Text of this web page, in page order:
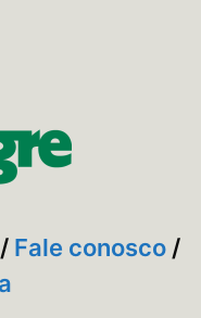
/ Fale conosco /